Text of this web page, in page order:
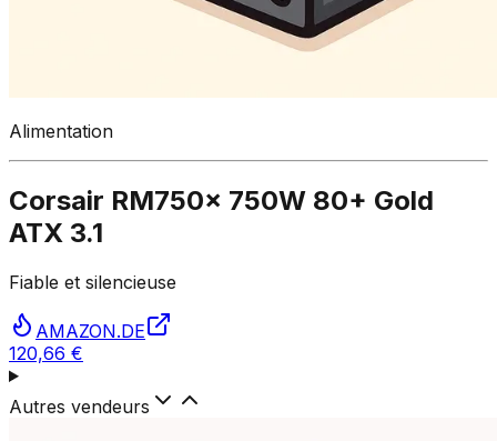
Alimentation
Corsair RM750x 750W 80+ Gold
ATX 3.1
Fiable et silencieuse
AMAZON.DE
120,66 €
Autres vendeurs